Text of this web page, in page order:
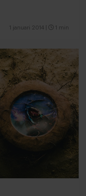
1 januari 2014 1 min